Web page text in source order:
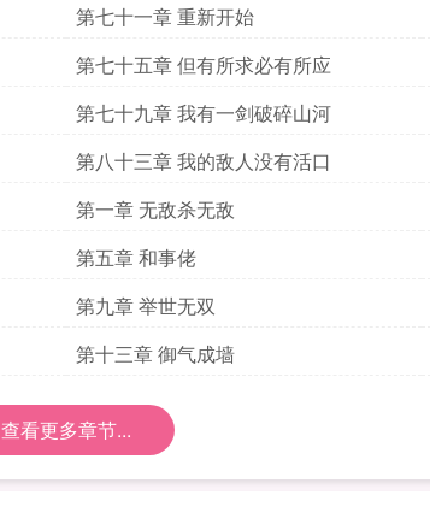
第七十一章 重新开始
第七十五章 但有所求必有所应
第七十九章 我有一剑破碎山河
第八十三章 我的敌人没有活口
第一章 无敌杀无敌
第五章 和事佬
第九章 举世无双
第十三章 御气成墙
查看更多章节...